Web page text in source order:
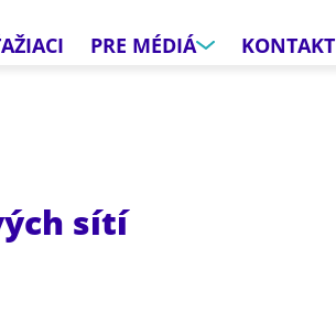
PRE MÉDIÁ KONTAKT
sítí